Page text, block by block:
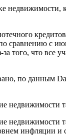
сравнению с
того, что
по данным
недвижимости
инфляции